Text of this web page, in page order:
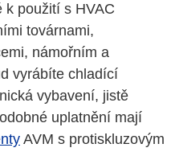
k použití s HVAC
továrnami,
námořním a
vyrábíte chladící
vybavení, jistě
uplatnění mají
AVM s protiskluzovým